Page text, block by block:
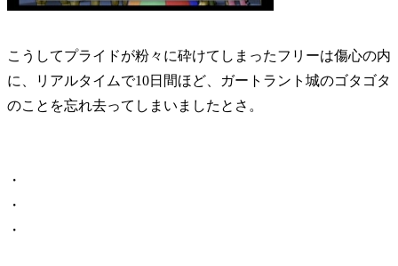
こうしてプライドが粉々に砕けてしまったフリーは傷心の内
に、リアルタイムで10日間ほど、ガートラント城のゴタゴタ
のことを忘れ去ってしまいましたとさ。
・
・
・